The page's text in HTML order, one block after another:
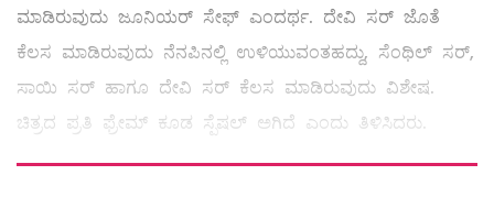
ಮಾಡಿರುವುದು ಜೂನಿಯರ್ ಸೇಫ್ ಎಂದರ್ಥ. ದೇವಿ ಸರ್ ಜೊತೆ
ಕೆಲಸ ಮಾಡಿರುವುದು ನೆನಪಿನಲ್ಲಿ ಉಳಿಯುವಂತಹದ್ದು, ಸೆಂಥಿಲ್ ಸರ್,
ಸಾಯಿ ಸರ್ ಹಾಗೂ ದೇವಿ ಸರ್ ಕೆಲಸ ಮಾಡಿರುವುದು ವಿಶೇಷ.
ಚಿತ್ರದ ಪ್ರತಿ ಫ್ರೇಮ್ ಕೂಡ ಸ್ಪೆಷಲ್ ಅಗಿದೆ‌ ಎಂದು ತಿಳಿಸಿದರು.